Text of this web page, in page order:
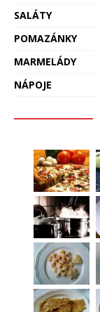
SALÁTY
POMAZÁNKY
MARMELÁDY
NÁPOJE